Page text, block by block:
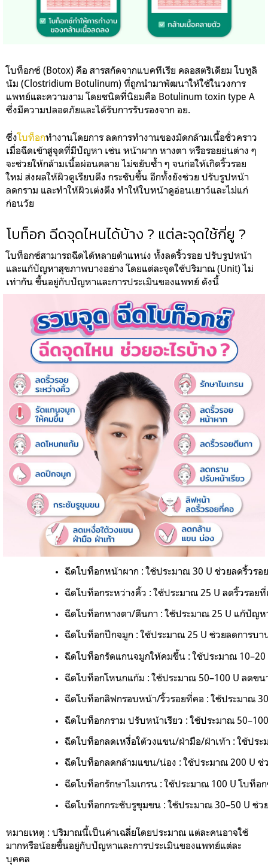
โบท็อกซ์ (Botox) คือ สารสกัดจากแบคทีเรีย คลอสตริเดียม โบทูลิ
นัม (Clostridium Botulinum) ที่ถูกนำมาพัฒนาให้ใช้ในวงการ
แพทย์และความงาม โดยชนิดที่นิยมคือ Botulinum toxin type A
ซึ่งมีความปลอดภัยและได้รับการรับรองจาก อย.
ซึ่งโบท็อกทำงานโดยการ ลดการทำงานของมัดกล้ามเนื้อชั่วคราว
เมื่อฉีดเข้าสู่จุดที่มีปัญหา เช่น หน้าผาก หางตา หรือรอยย่นต่าง ๆ
จะช่วยให้กล้ามเนื้อผ่อนคลาย ไม่ขยับซ้ำ ๆ จนก่อให้เกิดริ้วรอย
ใหม่ ส่งผลให้ผิวดูเรียบตึง กระชับขึ้น อีกทั้งยังช่วย ปรับรูปหน้า
ลดกราม และทำให้ผิวเต่งตึง ทำให้ใบหน้าดูอ่อนเยาว์และไม่แก่
ก่อนวัย
โบท็อก ฉีดจุดไหนได้บ้าง ? แต่ละจุดใช้กี่ยู ?
โบท็อกซ์สามารถฉีดได้หลายตำแหน่ง ทั้งลดริ้วรอย ปรับรูปหน้า
และแก้ปัญหาสุขภาพบางอย่าง โดยแต่ละจุดใช้ปริมาณ (Unit) ไม่
เท่ากัน ขึ้นอยู่กับปัญหาและการประเมินของแพทย์ ดังนี้
ฉีดโบท็อกหน้าผาก : ใช้ประมาณ 30 U ช่วยลดริ้วร
ฉีดโบท็อกระหว่างคิ้ว : ใช้ประมาณ 25 U ลดริ้วรอย
ฉีดโบท็อกหางตา/ตีนกา : ใช้ประมาณ 25 U แก้ปัญห
ฉีดโบท็อกปีกจมูก : ใช้ประมาณ 25 U ช่วยลดการบ
ฉีดโบท็อกรัดแกนจมูกให้คมขึ้น : ใช้ประมาณ 10–20
ฉีดโบท็อกโหนกแก้ม : ใช้ประมาณ 50–100 U ลดข
ฉีดโบท็อกลิฟกรอบหน้า/ริ้วรอยที่คอ : ใช้ประมาณ
ฉีดโบท็อกกราม ปรับหน้าเรียว : ใช้ประมาณ
ฉีดโบท็อกลดเหงื่อใต้วงแขน/ฝ่ามือ/ฝ่าเท้า : ใช้ประ
ฉีดโบท็อกลดกล้ามแขน/น่อง : ใช้ประมาณ 200 U
ฉีดโบท็อกรักษาไมเกรน : ใช้ประมาณ 100 U โบท็อ
ฉีดโบท็อกกระชับรูขุมขน : ใช้ประมาณ 30–50 U ช่
หมายเหตุ : ปริมาณนี้เป็นค่าเฉลี่ยโดยประมาณ แต่ละคนอาจใช้
มากหรือน้อยขึ้นอยู่กับปัญหาและการประเมินของแพทย์แต่ละ
บุคคล